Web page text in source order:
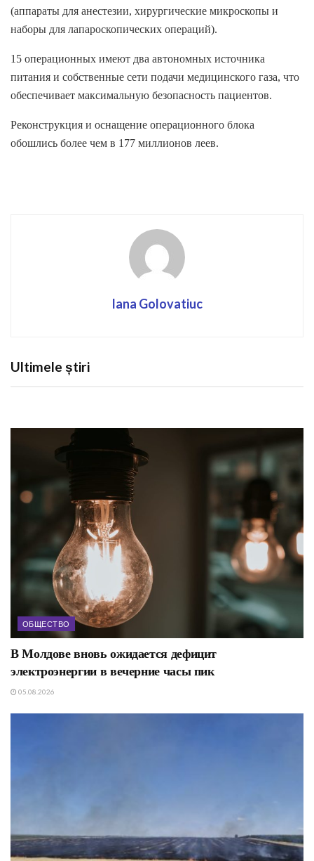
(аппараты для анестезии, хирургические микроскопы и
наборы для лапароскопических операций).
15 операционных имеют два автономных источника
питания и собственные сети подачи медицинского газа, что
обеспечивает максимальную безопасность пациентов.
Реконструкция и оснащение операционного блока
обошлись более чем в 177 миллионов леев.
Iana Golovatiuc
Ultimele știri
ОБЩЕСТВО
В Молдове вновь ожидается дефицит
электроэнергии в вечерние часы пик
05.08.2026